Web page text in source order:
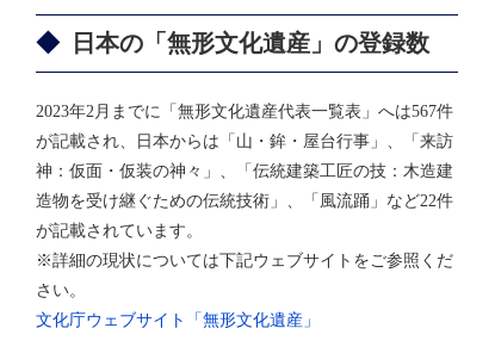
日本の「無形文化遺産」の登録数
2023年2月までに「無形文化遺産代表一覧表」へは567件
が記載され、日本からは「山・鉾・屋台行事」、「来訪
神：仮面・仮装の神々」、「伝統建築工匠の技：木造建
造物を受け継ぐための伝統技術」、「風流踊」など22件
が記載されています。
※詳細の現状については下記ウェブサイトをご参照くだ
さい。
文化庁ウェブサイト「無形文化遺産」